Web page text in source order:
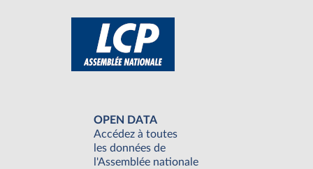
OPEN DATA
Accédez à toutes
les données de
l'Assemblée nationale